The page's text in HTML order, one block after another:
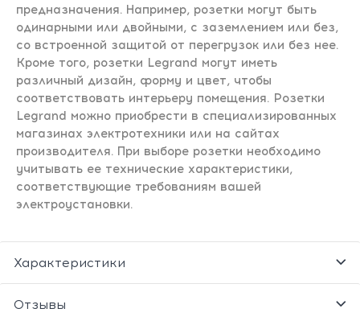
предназначения. Например, розетки могут быть
одинарными или двойными, с заземлением или без,
со встроенной защитой от перегрузок или без нее.
Кроме того, розетки Legrand могут иметь
различный дизайн, форму и цвет, чтобы
соответствовать интерьеру помещения. Розетки
Legrand можно приобрести в специализированных
магазинах электротехники или на сайтах
производителя. При выборе розетки необходимо
учитывать ее технические характеристики,
соответствующие требованиям вашей
электроустановки.
Характеристики
Отзывы